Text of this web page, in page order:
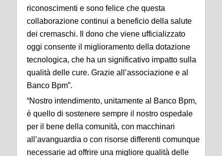
riconoscimenti e sono felice che questa
collaborazione continui a beneficio della salute
dei cremaschi. Il dono che viene ufficializzato
oggi consente il miglioramento della dotazione
tecnologica, che ha un significativo impatto sulla
qualità delle cure. Grazie all’associazione e al
Banco Bpm”.
“Nostro intendimento, unitamente al Banco Bpm,
è quello di sostenere sempre il nostro ospedale
per il bene della comunità, con macchinari
all’avanguardia o con risorse differenti comunque
necessarie ad offrire una migliore qualità delle